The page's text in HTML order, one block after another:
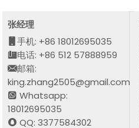
张经理
手机: +86 18012695035
电话: +86 512 57888959
邮箱:
king.zhang2505@gmail.com
Whatsapp:
18012695035
QQ: 3377584302